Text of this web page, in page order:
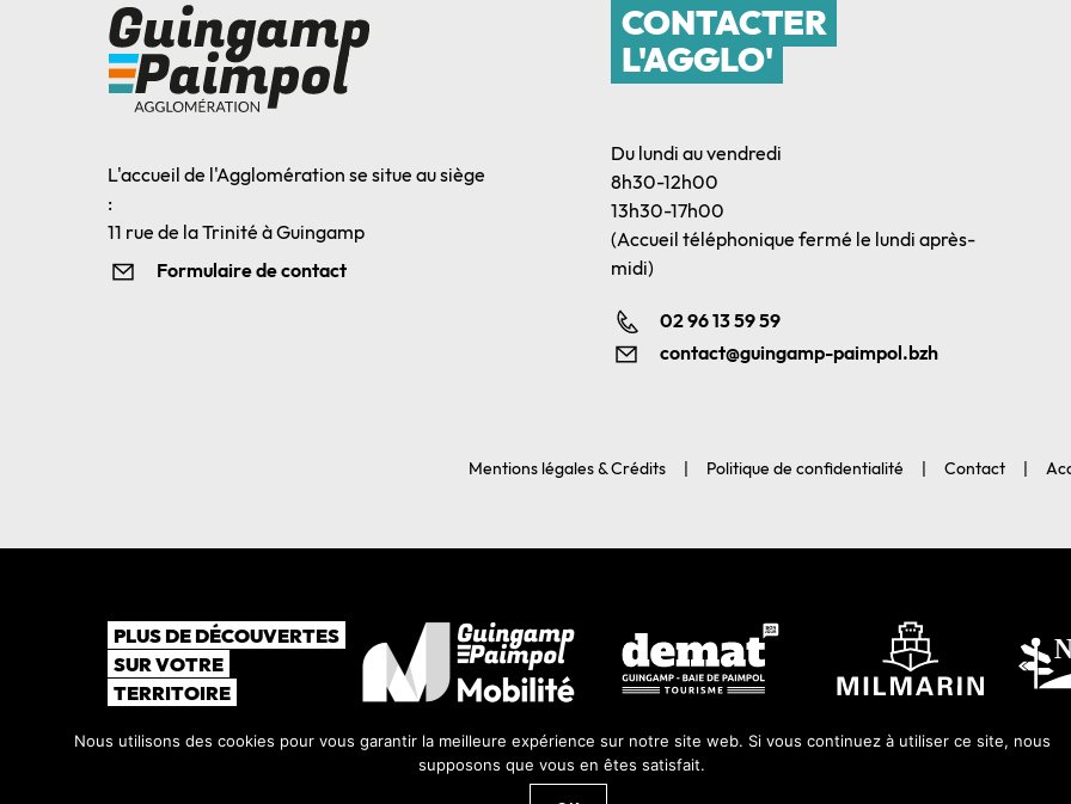
L'accueil de l'Agglomération se situe au siège
:
11 rue de la Trinité à Guingamp
Formulaire de contact
CONTACTER
L'AGGLO'
Du lundi au vendredi
8h30-12h00
13h30-17h00
(Accueil téléphonique fermé le lundi après-
midi)
02 96 13 59 59
contact@guingamp-paimpol.bzh
Mentions légales & Crédits Politique de confidentialité Contact
PLUS DE DÉCOUVERTES
SUR VOTRE
TERRITOIRE
© 2026-Guingamp-Paimpol Agglomération |
Nous utilisons des cookies pour vous garantir la meilleure expérience sur notre site web. Si vous continuez à utiliser ce site, nous
supposons que vous en êtes satisfait.